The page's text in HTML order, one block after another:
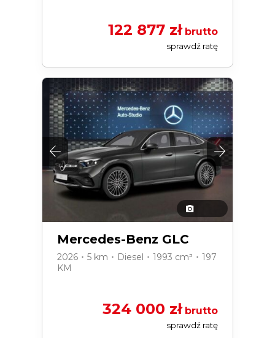
122 877 złbrutto
sprawdź ratę
Mercedes-Benz GLC
2026 ･ 5 km ･ Diesel ･ 1993 cm³ ･ 197
KM
324 000 złbrutto
sprawdź ratę